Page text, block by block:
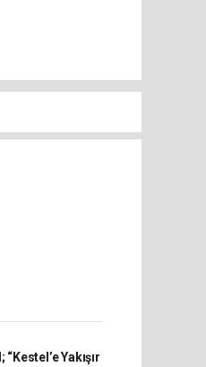
“Kestel’e Yakışır